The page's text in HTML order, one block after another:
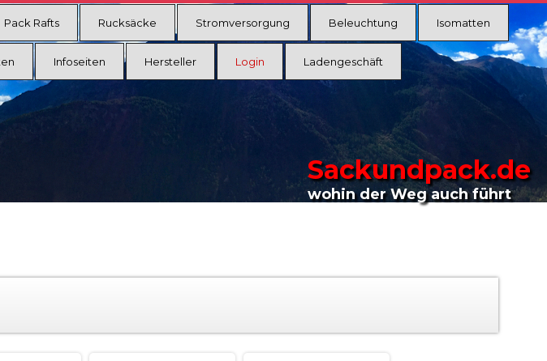
Pack Rafts Rucksäcke Stromversorgung Beleuchtung Isomatten
Infoseiten Hersteller Login Ladengeschäft
Sackundpack.de
wohin der Weg auch führt